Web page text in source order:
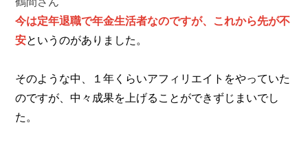
今は定年退職で年金生活者なのですが、これから先が不
安というのがありました。
そのような中、１年くらいアフィリエイトをやっていた
のですが、中々成果を上げることができずじまいでし
た。